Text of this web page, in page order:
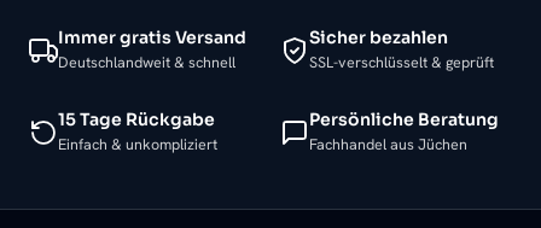
Immer gratis Versand
Deutschlandweit & schnell
Sicher bezahlen
SSL-verschlüsselt & geprüft
15 Tage Rückgabe
Einfach & unkompliziert
Persönliche Beratung
Fachhandel aus Jüchen